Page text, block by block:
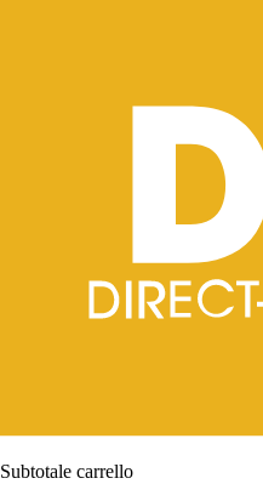
Subtotale carrello